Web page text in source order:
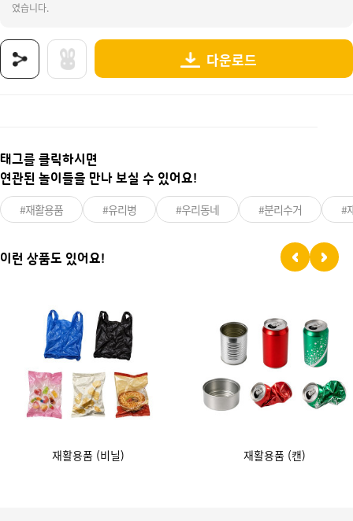
였습니다.
다운로드
태그를 클릭하시면
연관된 놀이들을 만나 보실 수 있어요!
#재활용품 #유리병 #우리동네 #분리수거 #
이런 상품도 있어요!
재활용품 (비닐) 재활용품 (캔)